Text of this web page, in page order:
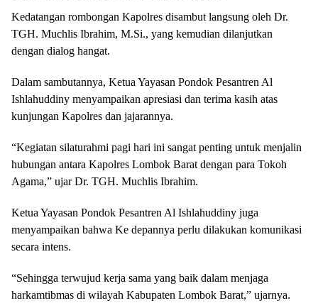
Kedatangan rombongan Kapolres disambut langsung oleh Dr.
TGH. Muchlis Ibrahim, M.Si., yang kemudian dilanjutkan
dengan dialog hangat.
Dalam sambutannya, Ketua Yayasan Pondok Pesantren Al
Ishlahuddiny menyampaikan apresiasi dan terima kasih atas
kunjungan Kapolres dan jajarannya.
“Kegiatan silaturahmi pagi hari ini sangat penting untuk menjalin
hubungan antara Kapolres Lombok Barat dengan para Tokoh
Agama,” ujar Dr. TGH. Muchlis Ibrahim.
Ketua Yayasan Pondok Pesantren Al Ishlahuddiny juga
menyampaikan bahwa Ke depannya perlu dilakukan komunikasi
secara intens.
“Sehingga terwujud kerja sama yang baik dalam menjaga
harkamtibmas di wilayah Kabupaten Lombok Barat,” ujarnya.